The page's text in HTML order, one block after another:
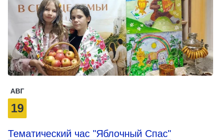
АВГ
19
Тематический час "Яблочный Спас"